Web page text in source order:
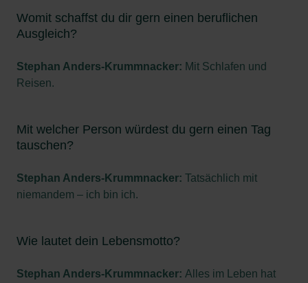
Womit schaffst du dir gern einen beruflichen
Ausgleich?
Stephan Anders-Krummnacker: Mit Schlafen und
Reisen.
Mit welcher Person würdest du gern einen Tag
tauschen?
Stephan Anders-Krummnacker: Tatsächlich mit
niemandem – ich bin ich.
Wie lautet dein Lebensmotto?
Stephan Anders-Krummnacker: Alles im Leben hat